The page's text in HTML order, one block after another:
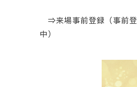
⇒来場事前登録（事前登
中）